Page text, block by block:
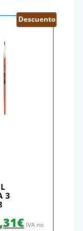
Descuento
3
original era: 0,34€.
€El precio actual
IVA no